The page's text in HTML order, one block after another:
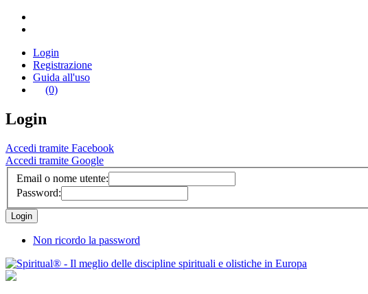
Login
Registrazione
Guida all'uso
(0)
Login
Accedi tramite Facebook
Accedi tramite Google
Email o nome utente:
Password:
Non ricordo la password